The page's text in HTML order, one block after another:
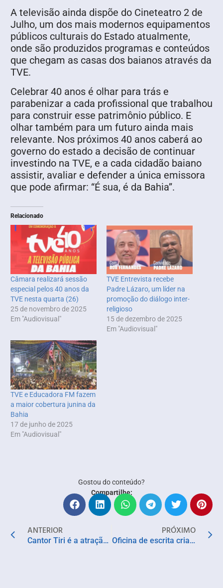
A televisão ainda dispõe do Cineteatro 2 de
Julho, um dos mais modernos equipamentos
públicos culturais do Estado atualmente,
onde são produzidos programas e conteúdos
que chegam as casas dos baianos através da
TVE.
Celebrar 40 anos é olhar para trás e
parabenizar a cada profissional que trabalhou
para construir esse patrimônio público. E
olhar também para um futuro ainda mais
relevante. Nos próximos 40 anos caberá ao
governo do estado a decisão de continuar
investindo na TVE, e a cada cidadão baiano
assistir, avaliar e defender a única emissora
que pode afirmar: “É sua, é da Bahia”.
Relacionado
Câmara realizará sessão
especial pelos 40 anos da
TVE nesta quarta (26)
25 de novembro de 2025
Em "Audiovisual"
TVE Entrevista recebe
Padre Lázaro, um líder na
promoção do diálogo inter-
religioso
15 de dezembro de 2025
Em "Audiovisual"
TVE e Educadora FM fazem
a maior cobertura junina da
Bahia
17 de junho de 2025
Em "Audiovisual"
Gostou do conteúdo?
Compartilhe:
ANTERIOR
Cantor Tiri é a atração deste sábado (15) no Hidden
PRÓXIMO
Oficina de escrita criativa ensina estudantes de Lauro de Freitas a transformar vivências em poesia